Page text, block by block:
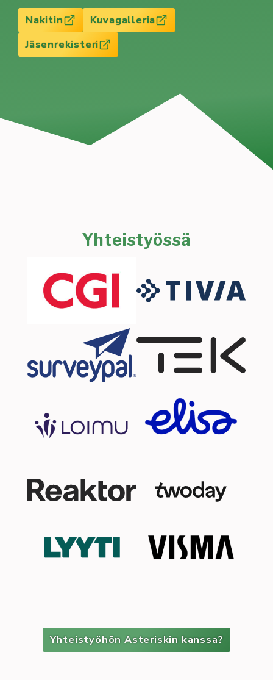
Nakitin
Kuvagalleria
Jäsenrekisteri
Yhteistyössä
Yhteistyöhön Asteriskin kanssa?